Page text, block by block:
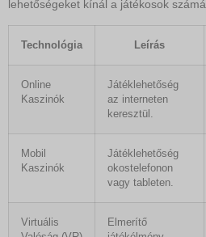
lehetőségeket kínál a játékosok
Technológia Leírás
Online
Kaszinók
Játéklehetőség
az interneten
keresztül.
Mobil
Kaszinók
Játéklehetőség
okostelefonon
vagy tableten.
Virtuális
Elmerítő